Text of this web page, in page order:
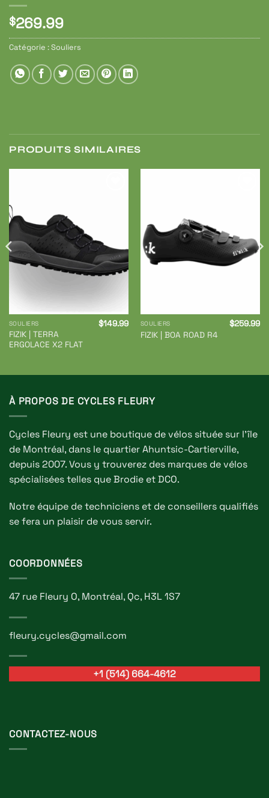
$269.99
Catégorie :Souliers
PRODUITS SIMILAIRES
SOULIERS
FIZIK | TERRA
ERGOLACE X2 FLAT
$149.99 SOULIERS
FIZIK | BOA ROAD R4
$259.99
À PROPOS DE CYCLES FLEURY
Cycles Fleury est une boutique de vélos située sur l'île
de Montréal, dans le quartier Ahuntsic-Cartierville,
depuis 2007. Vous y trouverez des marques de vélos
spécialisées telles que Brodie et DCO.
Notre équipe de techniciens et de conseillers qualifiés
se fera un plaisir de vous servir.
COORDONNÉES
47 rue Fleury O, Montréal, Qc, H3L 1S7
fleury.cycles@gmail.com
+1 (514) 664-4612
CONTACTEZ-NOUS